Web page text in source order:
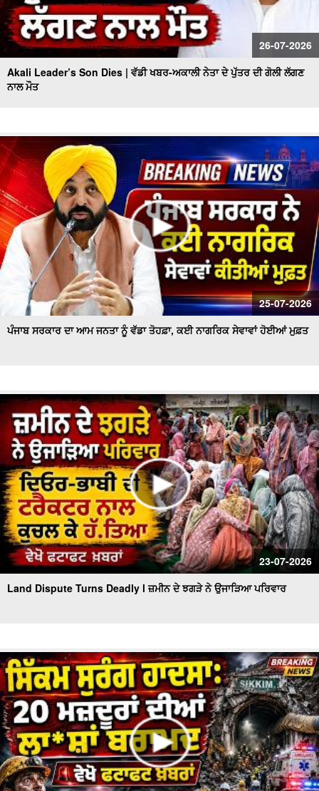
26-07-2026
Akali Leader’s Son Dies | ਵੱਡੀ ਖਬਰ-ਅਕਾਲੀ ਨੇਤਾ ਦੇ ਪੁੱਤਰ ਦੀ ਗੋਲੀ ਲੱਗਣ
ਨਾਲ ਮੌਤ
25-07-2026
ਪੰਜਾਬ ਸਰਕਾਰ ਦਾ ਆਮ ਜਨਤਾ ਨੂੰ ਵੱਡਾ ਤੋਹਫ਼ਾ, ਕਈ ਨਾਗਰਿਕ ਸੇਵਾਵਾਂ ਹੋਈਆਂ ਮੁਫ਼ਤ
23-07-2026
Land Dispute Turns Deadly l ਜ਼ਮੀਨ ਦੇ ਝਗੜੇ ਨੇ ਉਜਾੜਿਆ ਪਰਿਵਾਰ